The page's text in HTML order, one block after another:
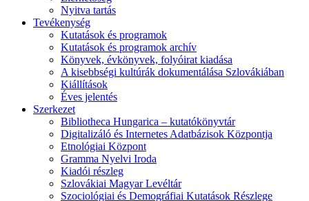
Nyitva tartás
Tevékenység
Kutatások és programok
Kutatások és programok archív
Könyvek, évkönyvek, folyóirat kiadása
A kisebbségi kultúrák dokumentálása Szlovákiában
Kiállítások
Éves jelentés
Szerkezet
Bibliotheca Hungarica – kutatókönyvtár
Digitalizáló és Internetes Adatbázisok Központja
Etnológiai Központ
Gramma Nyelvi Iroda
Kiadói részleg
Szlovákiai Magyar Levéltár
Szociológiai és Demográfiai Kutatások Részlege